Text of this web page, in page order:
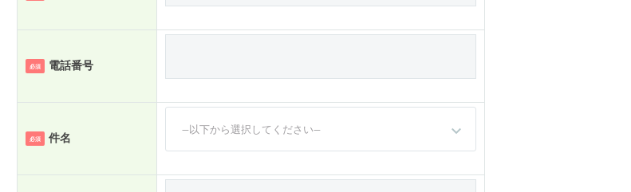
必須 電話番号
必須 件名
—以下から選択してください—